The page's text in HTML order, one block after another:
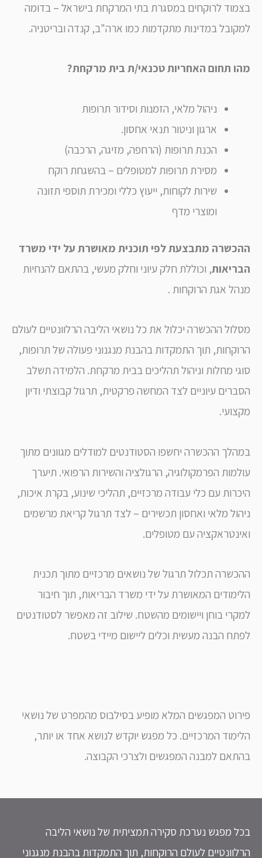
לרוקחים במסגרת בתי המרקחת בישראל – בדומה
במדינות מתקדמות כמו ארה"ב, קנדה ובריטניה.
תחום האחריות טכנאי/ת בית מרקחת?
ניהול מלאי, הזמנות וסידור תרופות
ארגון וניטור תנאי אחסון.
הכנת תרופות (הרחפה, מזיגה, הרכבה)
מסירת תרופות למטופלים – בהשגחת רוקח
שירות לקוחות, ייעוץ כללי ומכירת תוספי תזונה
ומוצרי מדף
מתבצעת לפי תוכנית מאושרת על ידי משרד
, וכוללת חלק עיוני וחלק מעשי, בהתאם להנחיות
אגת הרוקחות .
ההכשרה יכלול את כל נושאי הליבה הרלוונטיים לעולם
תוך התמקדות בהבנת מנגנוני פעולה של תרופות,
מחלות וניהול תהליכים בבית מרקחת. הלמידה תשלב
עיוניים לצד המחשה פרקטית, תרגול קבוצתי ודיון
ההכשרה יחשפו הסטודנטים למודלים מגוונים מתוך
הפרמקולוגיה, הרגולציה והשירות הרפואי. תיערך
עם כלי עבודה מרכזיים, תהליכי שינוע, בקרת איכות,
מלאי ואחסון תכשירים – לצד תרגול קריאת מרשמים
עם מטופלים.
תכלול תרגול של נושאים מרכזיים מתוך תכנית
המאושרת על ידי משרד הבריאות, תוך חיבור
בוחן ויישומים מהשטח. שילוב זה מאפשר לסטודנטים
הבנה מעשית וכלים ליישום מיידי בשטח.
המפגשים המלא מופיע בסילבוס מהמפרט של נושאי
המרכזיים. כל מפגש יוקדש לנושא אחד או יותר,
למבנה המפגשים ולצרכי הקבוצה.
מפגש נערכת סקירה תמציתית של נושאי הליבה
לעולם הרוקחות, תוך התמקדות בהבנת מנגנוני